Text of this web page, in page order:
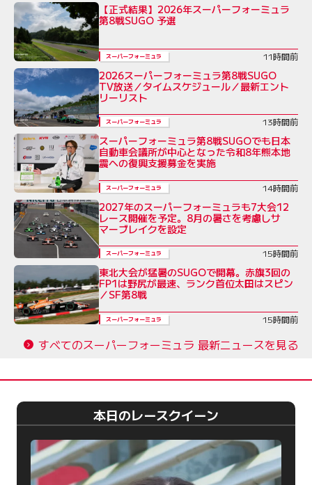
【正式結果】2026年スーパーフォーミュラ
第8戦SUGO 予選
スーパーフォーミュラ 11時間前
2026スーパーフォーミュラ第8戦SUGO
TV放送／タイムスケジュール／最新エント
リーリスト
スーパーフォーミュラ 13時間前
スーパーフォーミュラ第8戦SUGOでも日本
自動車会議所が中心となった令和8年熊本地
震への復興支援募金を実施
スーパーフォーミュラ 14時間前
2027年のスーパーフォーミュラも7大会12
レース開催を予定。8月の暑さを考慮しサ
マーブレイクを設定
スーパーフォーミュラ 15時間前
東北大会が猛暑のSUGOで開幕。赤旗3回の
FP1は野尻が最速、ランク首位太田はスピン
／SF第8戦
スーパーフォーミュラ 15時間前
すべてのスーパーフォーミュラ 最新ニュースを見る
本日のレースクイーン